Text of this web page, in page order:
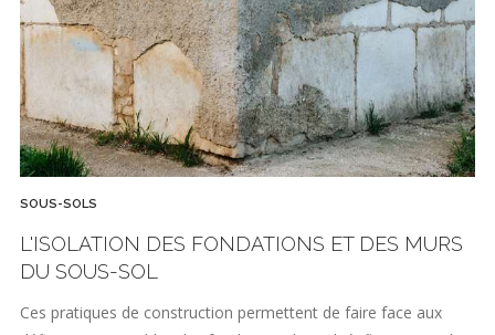
SOUS-SOLS
L'ISOLATION DES FONDATIONS ET DES MURS
DU SOUS-SOL
Ces pratiques de construction permettent de faire face aux